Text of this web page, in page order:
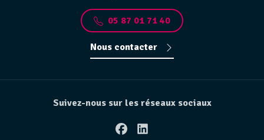
05 87 01 71 40
Nous contacter
Suivez-nous sur les réseaux sociaux
FacebookLinkedin